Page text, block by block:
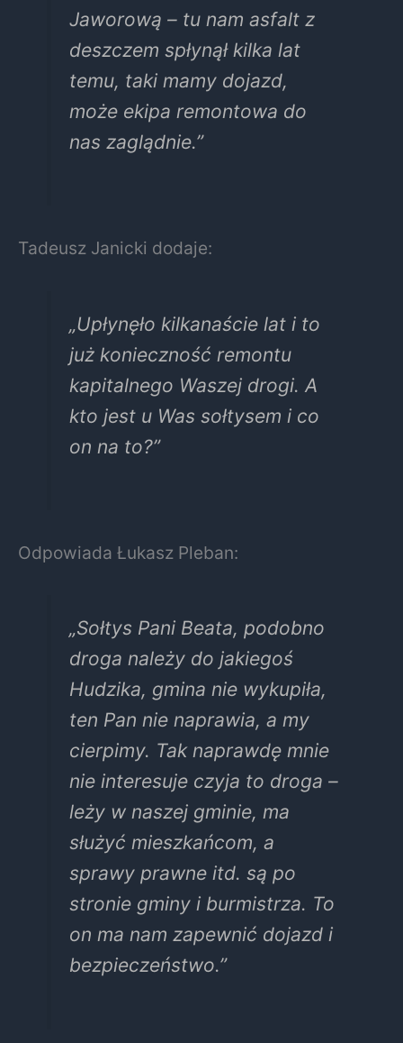
Jaworową – tu nam asfalt z
deszczem spłynął kilka lat
temu, taki mamy dojazd,
może ekipa remontowa do
nas zaglądnie.”
Tadeusz Janicki dodaje:
„Upłynęło kilkanaście lat i to
już konieczność remontu
kapitalnego Waszej drogi. A
kto jest u Was sołtysem i co
on na to?”
Odpowiada Łukasz Pleban:
„Sołtys Pani Beata, podobno
droga należy do jakiegoś
Hudzika, gmina nie wykupiła,
ten Pan nie naprawia, a my
cierpimy. Tak naprawdę mnie
nie interesuje czyja to droga –
leży w naszej gminie, ma
służyć mieszkańcom, a
sprawy prawne itd. są po
stronie gminy i burmistrza. To
on ma nam zapewnić dojazd i
bezpieczeństwo.”